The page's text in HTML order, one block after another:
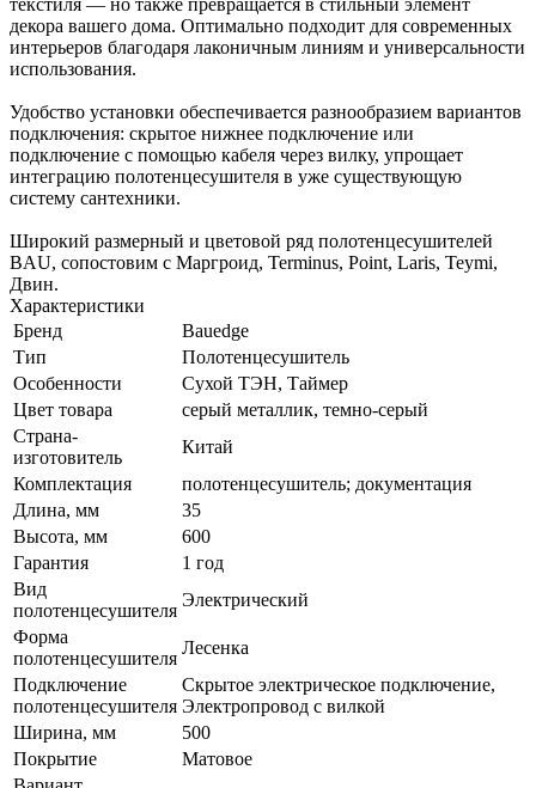
декора вашего дома. Оптимально подходит для современных
интерьеров благодаря лаконичным линиям и универсальности
использования.
Удобство установки обеспечивается разнообразием вариантов
подключения: скрытое нижнее подключение или
подключение с помощью кабеля через вилку, упрощает
интеграцию полотенцесушителя в уже существующую
систему сантехники.
Широкий размерный и цветовой ряд полотенцесушителей
BAU, сопостовим с Маргроид, Terminus, Point, Laris, Teymi,
Двин.
Характеристики
Бренд
Bauedge
Тип
Полотенцесушитель
Особенности
Сухой ТЭН, Таймер
Цвет товара
серый металлик, темно-серый
Страна-
изготовитель
Китай
Комплектация
полотенцесушитель; документация
Длина, мм
35
Высота, мм
600
Гарантия
1 год
Вид
полотенцесушителя
Электрический
Форма
полотенцесушителя
Лесенка
Подключение
полотенцесушителя
Скрытое электрическое подключение,
Электропровод с вилкой
Ширина, мм
500
Покрытие
Матовое